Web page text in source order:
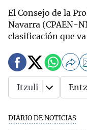
El Consejo de la
Navarra (CPAEN-
clasificación que
DIARIO DE NOTICIAS
Itzuli